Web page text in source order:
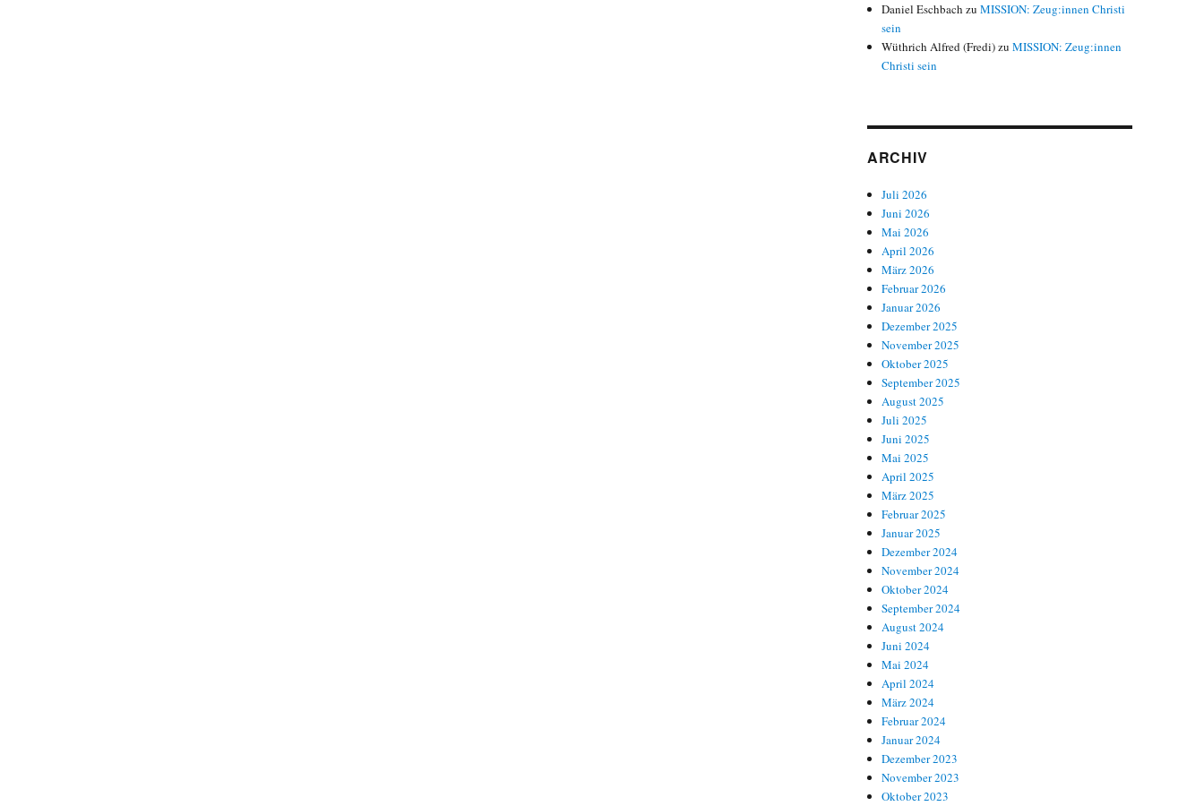
Daniel Eschbach zuMISSION: Zeug:innen Christi
sein
Wüthrich Alfred (Fredi)zuMISSION: Zeug:innen
Christi sein
ARCHIV
Juli 2026
Juni 2026
Mai 2026
April 2026
März 2026
Februar 2026
Januar 2026
Dezember 2025
November 2025
Oktober 2025
September 2025
August 2025
Juli 2025
Juni 2025
Mai 2025
April 2025
März 2025
Februar 2025
Januar 2025
Dezember 2024
November 2024
Oktober 2024
September 2024
August 2024
Juni 2024
Mai 2024
April 2024
März 2024
Februar 2024
Januar 2024
Dezember 2023
November 2023
Oktober 2023